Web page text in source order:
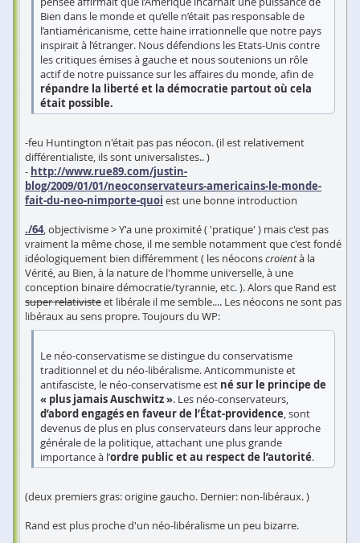
Bien dans le monde et qu’elle n’était pas responsable de
l’antiaméricanisme, cette haine irrationnelle que notre pays
inspirait à l’étranger. Nous défendions les Etats-Unis contre
les critiques émises à gauche et nous soutenions un rôle
actif de notre puissance sur les affaires du monde, afin de
répandre la liberté et la démocratie partout où cela
était possible.
-feu Huntington n'était pas pas néocon. (il est relativement
différentialiste, ils sont universalistes.. )
- http://www.rue89.com/justin-
blog/2009/01/01/neoconservateurs-americains-le-monde-
fait-du-neo-nimporte-quoi est une bonne introduction
./64, objectivisme > Y'a une proximité ( 'pratique' ) mais c'est pas
vraiment la même chose, il me semble notamment que c'est fondé
idéologiquement bien différemment ( les néoconscroientà la
Vérité, au Bien, à la nature de l'homme universelle, à une
conception binaire démocratie/tyrannie, etc. ). Alors que Rand est
super relativisteet libérale il me semble.... Les néocons ne sont pas
libéraux au sens propre. Toujours du WP:
Le néo-conservatisme se distingue du conservatisme
traditionnel et du néo-libéralisme. Anticommuniste et
antifasciste, le néo-conservatisme est né sur le principe de
« plus jamais Auschwitz ». Les néo-conservateurs,
d’abord engagés en faveur de l’État-providence, sont
devenus de plus en plus conservateurs dans leur approche
générale de la politique, attachant une plus grande
importance à l’ordre public et au respect de l’autorité.
(deux premiers gras: origine gaucho. Dernier: non-libéraux. )
Rand est plus proche d'un néo-libéralisme un peu bizarre.